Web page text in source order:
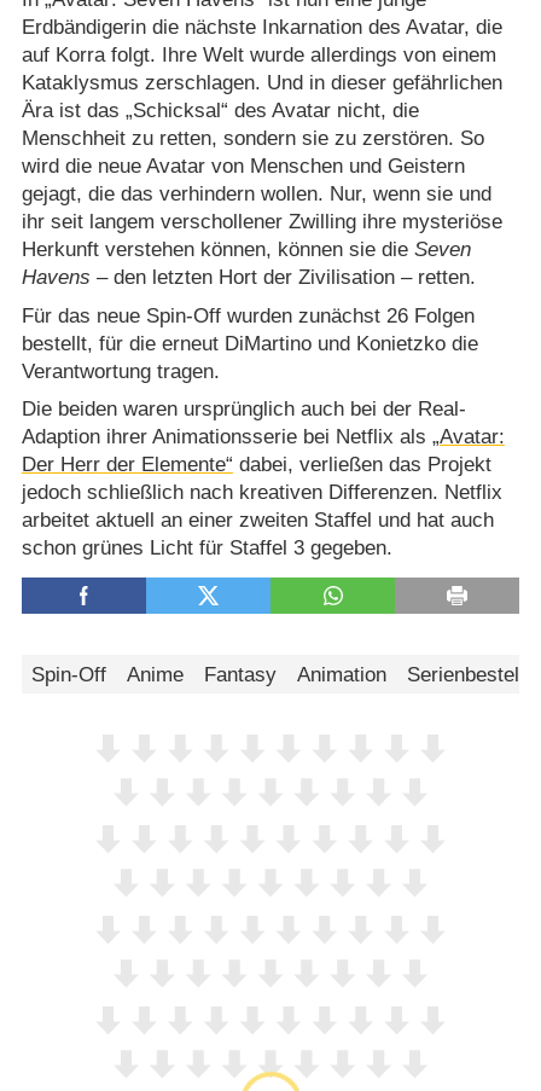
Erdbändigerin die nächste Inkarnation des Avatar, die
auf Korra folgt. Ihre Welt wurde allerdings von einem
Kataklysmus zerschlagen. Und in dieser gefährlichen
Ära ist das „Schicksal“ des Avatar nicht, die
Menschheit zu retten, sondern sie zu zerstören. So
wird die neue Avatar von Menschen und Geistern
gejagt, die das verhindern wollen. Nur, wenn sie und
ihr seit langem verschollener Zwilling ihre mysteriöse
Herkunft verstehen können, können sie die Seven
Havens – den letzten Hort der Zivilisation – retten.
Für das neue Spin-Off wurden zunächst 26 Folgen
bestellt, für die erneut DiMartino und Konietzko die
Verantwortung tragen.
Die beiden waren ursprünglich auch bei der Real-
Adaption ihrer Animationsserie bei Netflix als „Avatar:
Der Herr der Elemente“ dabei, verließen das Projekt
jedoch schließlich nach kreativen Differenzen. Netflix
arbeitet aktuell an einer zweiten Staffel und hat auch
schon grünes Licht für Staffel 3 gegeben.
Spin-Off Anime Fantasy Animation